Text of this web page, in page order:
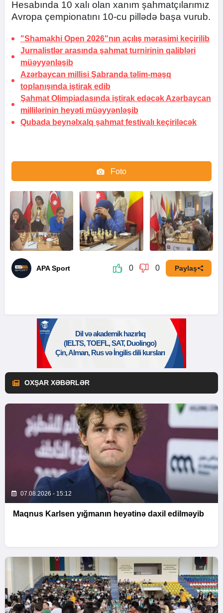
Hesabında 10 xalı olan xanım şahmatçılarımız
Avropa çempionatını 10-cu pillədə başa vurub.
"Shamakhi Open 2026"nın açılış mərasimi keçirilib
Jurnalistlər arasında şahmat turnirinin qalibləri
müəyyənləşib
Azərbaycan millisi Şabranda təlim-məşq
toplanışında iştirak edib
Şahmat Olimpiadasında iştirak edəcək Azərbaycan
millilərinin heyəti müəyyənləşib
Qubada beynəlxalq şahmat festivalı keçiriləcək
Foto
Video
APA Sport 0 0 Paylaş
OXŞAR XƏBƏRLƏR
07.08.2026 - 15:12
Maqnus Karlsen yığmanın heyətinə daxil edilməyib